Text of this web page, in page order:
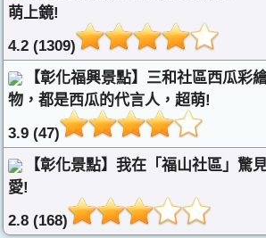
萌上鏡!
4.2 (1309)
【彰化福興景點】三和社區西瓜彩
物，都是西瓜的代言人，超萌!
3.9 (47)
【彰化景點】我在「福山社區」驚
愛!
2.8 (168)